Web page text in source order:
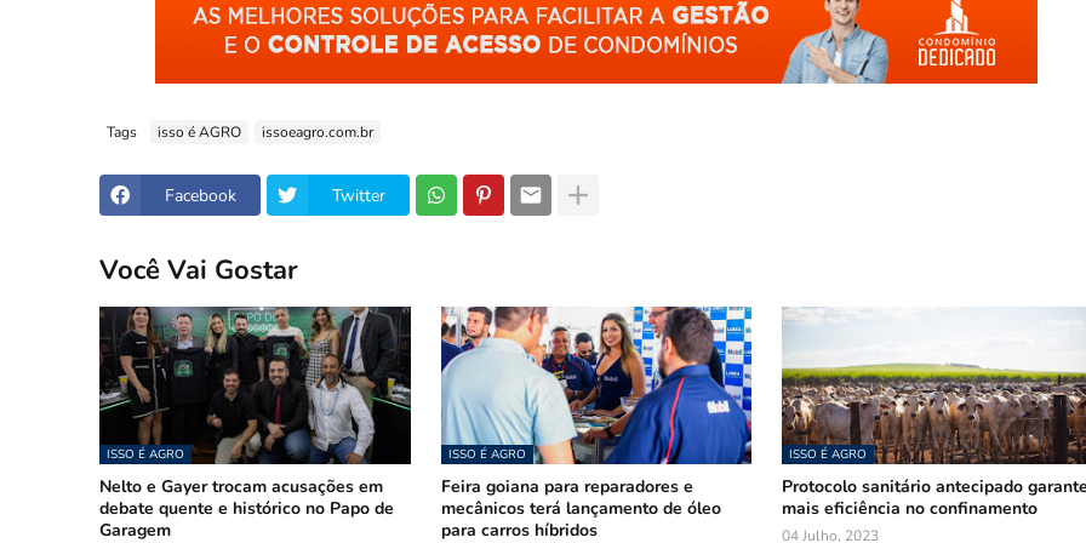
Tags isso é AGRO issoeagro.com.br
Facebook Twitter
Você Vai Gostar
ISSO É AGRO
Nelto e Gayer trocam acusações em
debate quente e histórico no Papo de
Garagem
ISSO É AGRO
Feira goiana para reparadores e
mecânicos terá lançamento de óleo
para carros híbridos
ISSO É AGRO
Protocolo sanitário antecipado
mais eficiência no confinamento
04 Julho, 2023